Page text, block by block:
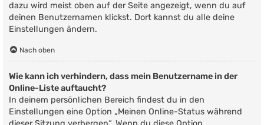
dazu wird meist oben auf der Seite angezeigt, wenn du auf
deinen Benutzernamen klickst. Dort kannst du alle deine
Einstellungen ändern.
Nach oben
Wie kann ich verhindern, dass mein Benutzername in der
Online-Liste auftaucht?
In deinem persönlichen Bereich findest du in den
Einstellungen eine Option „Meinen Online-Status während